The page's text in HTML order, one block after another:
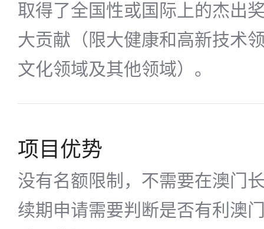
取得了全国性或国际上的杰出
大贡献（限大健康和高新技术
文化领域及其他领域）。
项目优势
没有名额限制，不需要在澳门
续期申请需要判断是否有利澳